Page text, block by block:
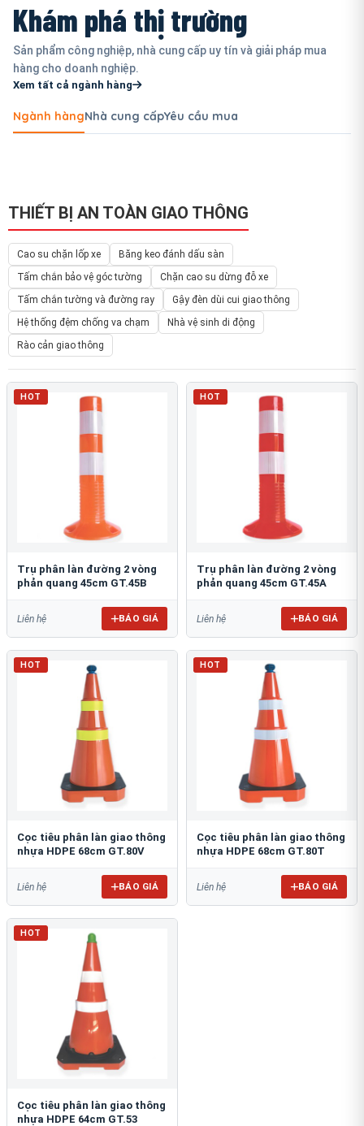
Khám phá thị trường
Sản phẩm công nghiệp, nhà cung cấp uy tín và giải pháp mua
hàng cho doanh nghiệp.
Xem tất cả ngành hàng
Ngành hàngNhà cung cấpYêu cầu mua
THIẾT BỊ AN TOÀN GIAO THÔNG
Cao su chặn lốp xe
Băng keo đánh dấu sàn
Tấm chắn bảo vệ góc tường
Chặn cao su dừng đỗ xe
Tấm chắn tường và đường ray
Gậy đèn dùi cui giao thông
Hệ thống đệm chống va chạm
Nhà vệ sinh di động
Rào cản giao thông
HOT
Trụ phân làn đường 2 vòng
phản quang 45cm GT.45B
Liên hệ BÁO GIÁ
HOT
Trụ phân làn đường 2 vòng
phản quang 45cm GT.45A
Liên hệ BÁO GIÁ
HOT
Cọc tiêu phân làn giao thông
nhựa HDPE 68cm GT.80V
Liên hệ BÁO GIÁ
HOT
Cọc tiêu phân làn giao thông
nhựa HDPE 68cm GT.80T
Liên hệ BÁO GIÁ
HOT
Cọc tiêu phân làn giao thông
nhựa HDPE 64cm GT.53